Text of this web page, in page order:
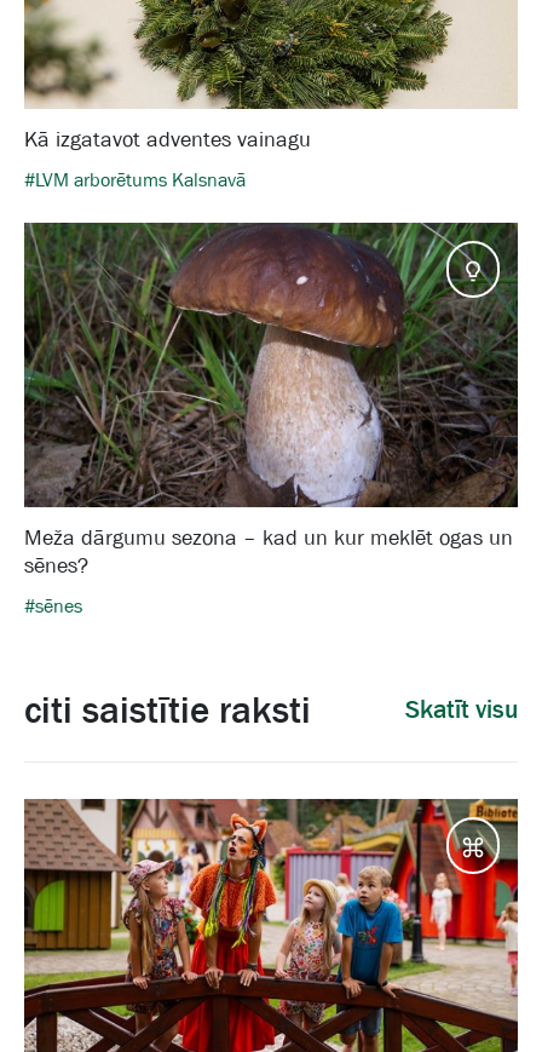
Kā izgatavot adventes vainagu
#LVM arborētums Kalsnavā
Meža dārgumu sezona – kad un kur meklēt ogas un
sēnes?
#sēnes
citi saistītie raksti Skatīt visu